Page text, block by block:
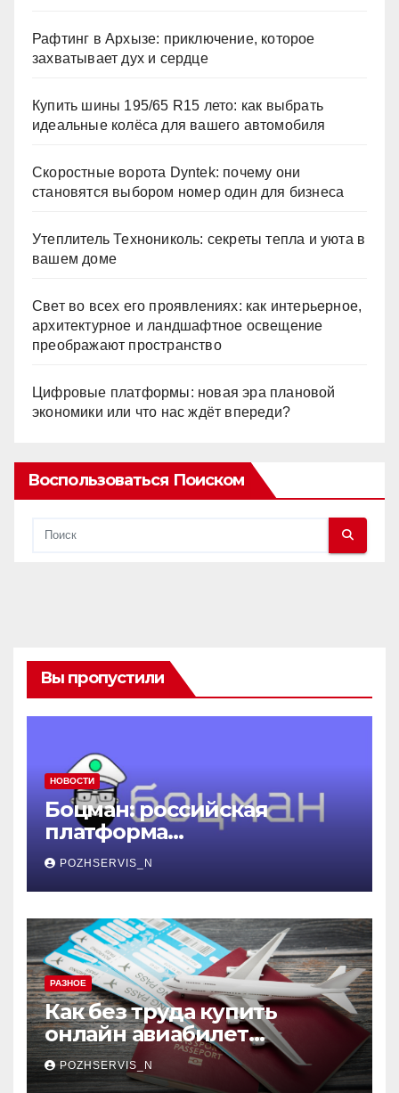
Рафтинг в Архызе: приключение, которое
захватывает дух и сердце
Купить шины 195/65 R15 лето: как выбрать
идеальные колёса для вашего автомобиля
Скоростные ворота Dyntek: почему они
становятся выбором номер один для бизнеса
Утеплитель Технониколь: секреты тепла и уюта в
вашем доме
Свет во всех его проявлениях: как интерьерное,
архитектурное и ландшафтное освещение
преображают пространство
Цифровые платформы: новая эра плановой
экономики или что нас ждёт впереди?
Воспользоваться Поиском
Вы пропустили
НОВОСТИ
Боцман: российская
платформа
контейнеризации,
меняющая правила игры
POZHSERVIS_N
РАЗНОЕ
Как без труда купить
онлайн авиабилет
Аэрофлота: пошаговое
руководство
POZHSERVIS_N